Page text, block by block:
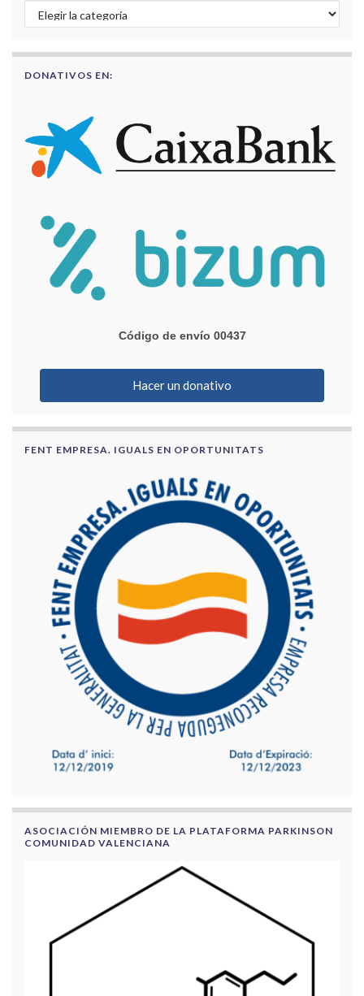
Buscar por categorías
DONATIVOS EN:
Código de envío 00437
Hacer un donativo
FENT EMPRESA. IGUALS EN OPORTUNITATS
ASOCIACIÓN MIEMBRO DE LA PLATAFORMA PARKINSON
COMUNIDAD VALENCIANA